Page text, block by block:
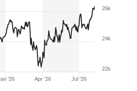
'26 Apr '26 Jul '26
22k
24k
26k